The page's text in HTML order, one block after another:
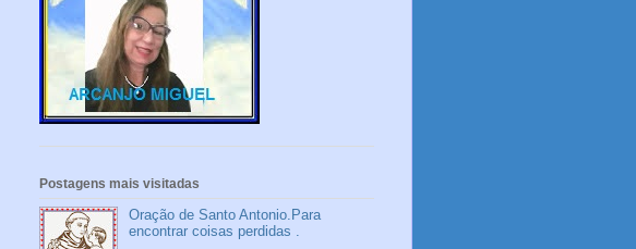
Postagens mais visitadas
Oração de Santo Antonio.Para
encontrar coisas perdidas .